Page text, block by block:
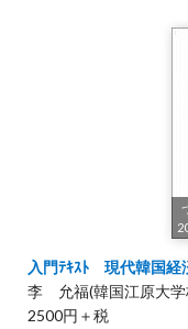
入門ﾃｷｽﾄ 現代韓国経
李 允福(韓国江原大学
2500円＋税